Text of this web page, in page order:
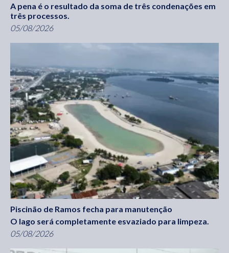
A pena é o resultado da soma de três condenações em
três processos.
05/08/2026
Piscinão de Ramos fecha para manutenção
O lago será completamente esvaziado para limpeza.
05/08/2026